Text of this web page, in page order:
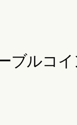
ブルコ